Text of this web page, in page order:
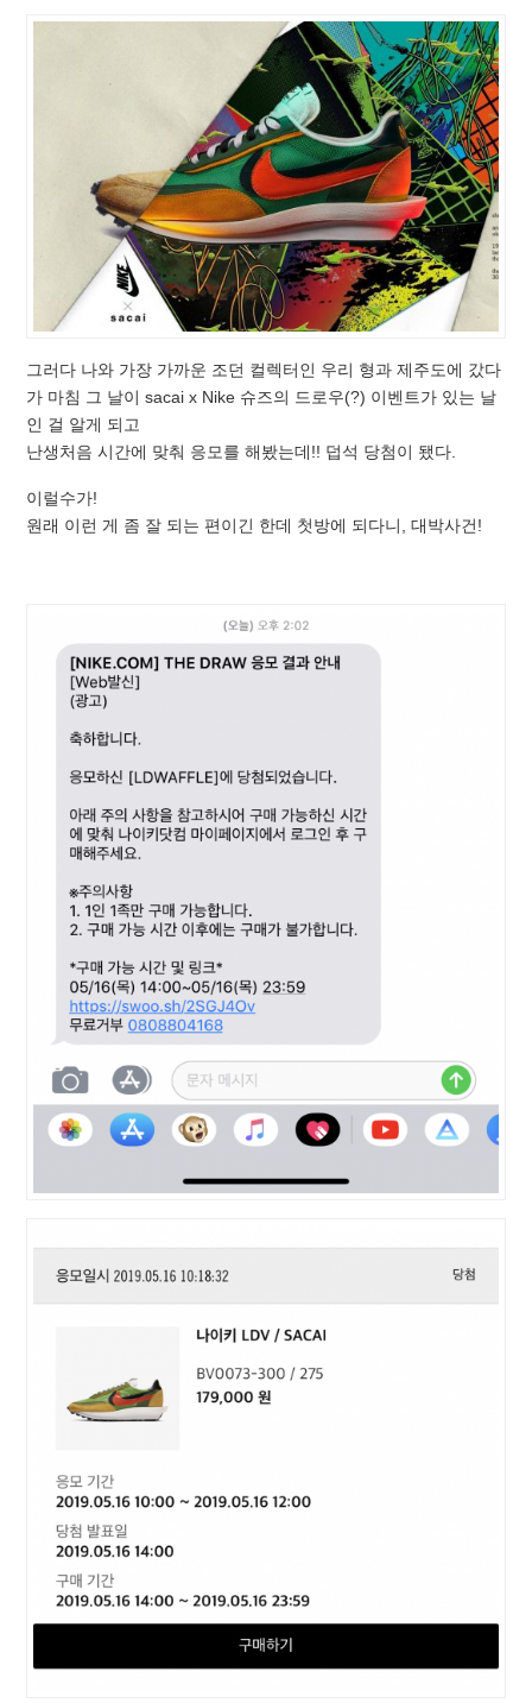
그러다 나와 가장 가까운 조던 컬렉터인 우리 형과 제주도에 갔다
가 마침 그 날이 sacai x Nike 슈즈의 드로우(?) 이벤트가 있는 날
인 걸 알게 되고
난생처음 시간에 맞춰 응모를 해봤는데!! 덥석 당첨이 됐다.
이럴수가!
원래 이런 게 좀 잘 되는 편이긴 한데 첫방에 되다니, 대박사건!